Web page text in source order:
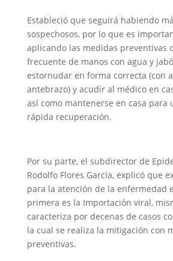
Estableció que seguirá habiendo
sospechosos, por lo que es
aplicando las medidas preventivas
frecuente de manos con agua y
estornudar en forma correcta (con
antebrazo) y acudir al médico en
así como mantenerse en casa para
rápida recuperación.
Por su parte, el subdirector de
Rodolfo Flores García, explicó que
para la atención de la enfermedad
primera es la Importación viral,
caracteriza por decenas de casos
la cual se realiza la mitigación con
preventivas.